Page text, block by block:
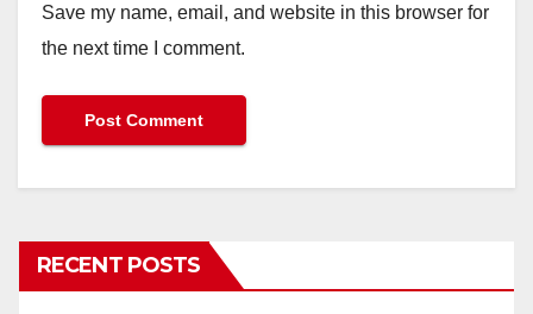
Save my name, email, and website in this browser for
the next time I comment.
RECENT POSTS